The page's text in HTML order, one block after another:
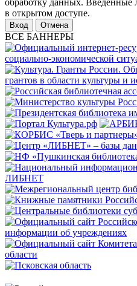
обработку данных.
в открытом доступе.
Отмена
ВСЕ БАННЕРЫ